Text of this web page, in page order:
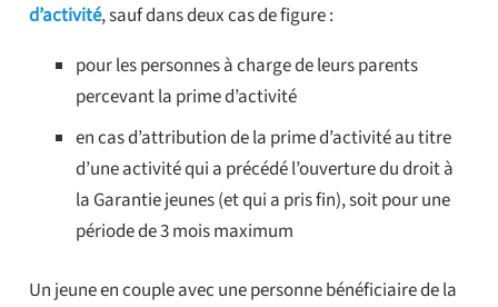
d’activité, sauf dans deux cas de figure :
pour les personnes à charge de leurs parents
percevant la prime d’activité
en cas d’attribution de la prime d’activité au titre
d’une activité qui a précédé l’ouverture du droit à
la Garantie jeunes (et qui a pris fin), soit pour une
période de 3 mois maximum
Un jeune en couple avec une personne bénéficiaire de la